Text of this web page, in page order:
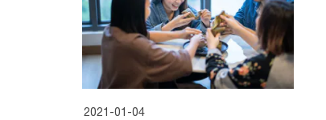
2021-01-04